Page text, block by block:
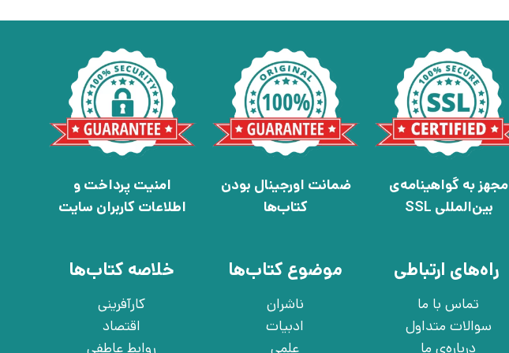
مجهز به گواهینامه‌ی
بین‌المللی SSL
ضمانت اورجینال بودن
کتاب‌ها
امنیت پرداخت و
اطلاعات کاربران سایت
راه‌های ارتباطی
تماس با ما
سوالات متداول
درباره‌ی ما
موضوع کتاب‌ها
ناشران
ادبیات
علمی
خلاصه کتاب‌ها
کارآفرینی
اقتصاد
روابط عاطفی